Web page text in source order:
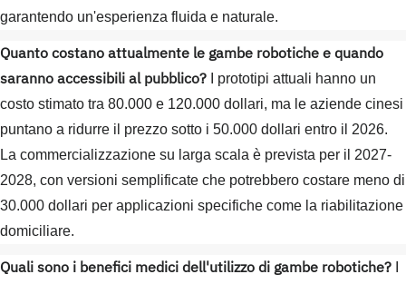
garantendo un'esperienza fluida e naturale.
Quanto costano attualmente le gambe robotiche e quando
saranno accessibili al pubblico? I prototipi attuali hanno un
costo stimato tra 80.000 e 120.000 dollari, ma le aziende cinesi
puntano a ridurre il prezzo sotto i 50.000 dollari entro il 2026.
La commercializzazione su larga scala è prevista per il 2027-
2028, con versioni semplificate che potrebbero costare meno di
30.000 dollari per applicazioni specifiche come la riabilitazione
domiciliare.
Quali sono i benefici medici dell'utilizzo di gambe robotiche?